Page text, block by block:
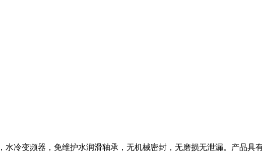
冷变频器，免维护水润滑轴承，无机械密封，无磨损无泄漏。产品具